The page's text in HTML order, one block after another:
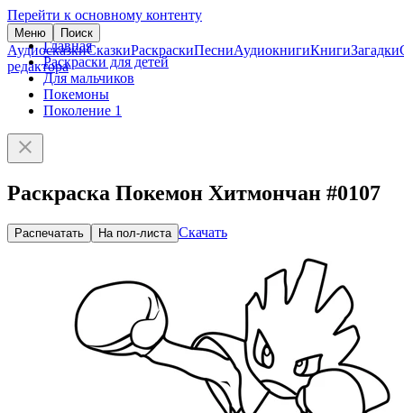
Перейти к основному контенту
Меню Поиск
АудиосказкиСказкиРаскраскиПесниАудиокнигиКнигиЗагадки
редактора
Главная
Раскраски для детей
Для мальчиков
Покемоны
Поколение 1
Раскраска Покемон Хитмончан #0107
Распечатать На пол-листа Скачать